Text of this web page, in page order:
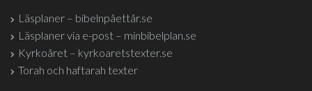
Läsplaner – bibelnpåettår.se
Läsplaner via e-post – minbibelplan.se
Kyrkoåret – kyrkoaretstexter.se
Torah och haftarah texter